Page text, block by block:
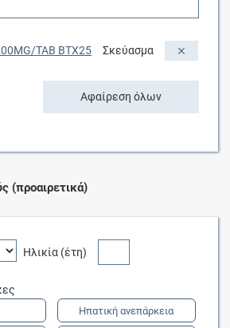
TAB BTX25 Σκεύασμα
Αφαίρεση όλων
(προαιρετικά)
Ηλικία (έτη)
Ηπατική ανεπάρκεια